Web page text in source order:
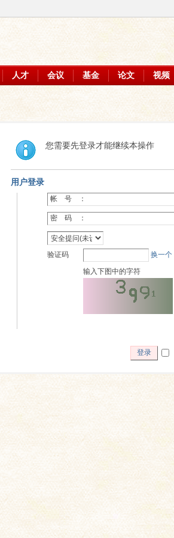
人才 会议 基金 论文 视频
您需要先登录才能继续本操作
用户登录
帐 号 ：
密 码 ：
验证码
换一个
输入下图中的字符
登录